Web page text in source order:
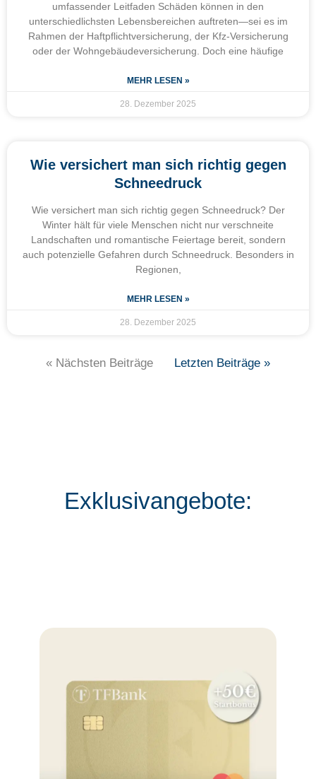
umfassender Leitfaden Schäden können in den
unterschiedlichsten Lebensbereichen auftreten—sei es im
Rahmen der Haftpflichtversicherung, der Kfz-Versicherung
oder der Wohngebäudeversicherung. Doch eine häufige
MEHR LESEN »
28. Dezember 2025
Wie versichert man sich richtig gegen
Schneedruck
Wie versichert man sich richtig gegen Schneedruck? Der
Winter hält für viele Menschen nicht nur verschneite
Landschaften und romantische Feiertage bereit, sondern
auch potenzielle Gefahren durch Schneedruck. Besonders in
Regionen,
MEHR LESEN »
28. Dezember 2025
« Nächsten Beiträge Letzten Beiträge »
Exklusivangebote: